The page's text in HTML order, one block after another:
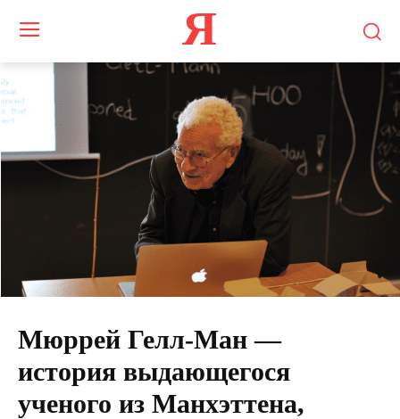
Я
Мюррей Гелл-Ман —
история выдающегося
ученого из Манхэттена,